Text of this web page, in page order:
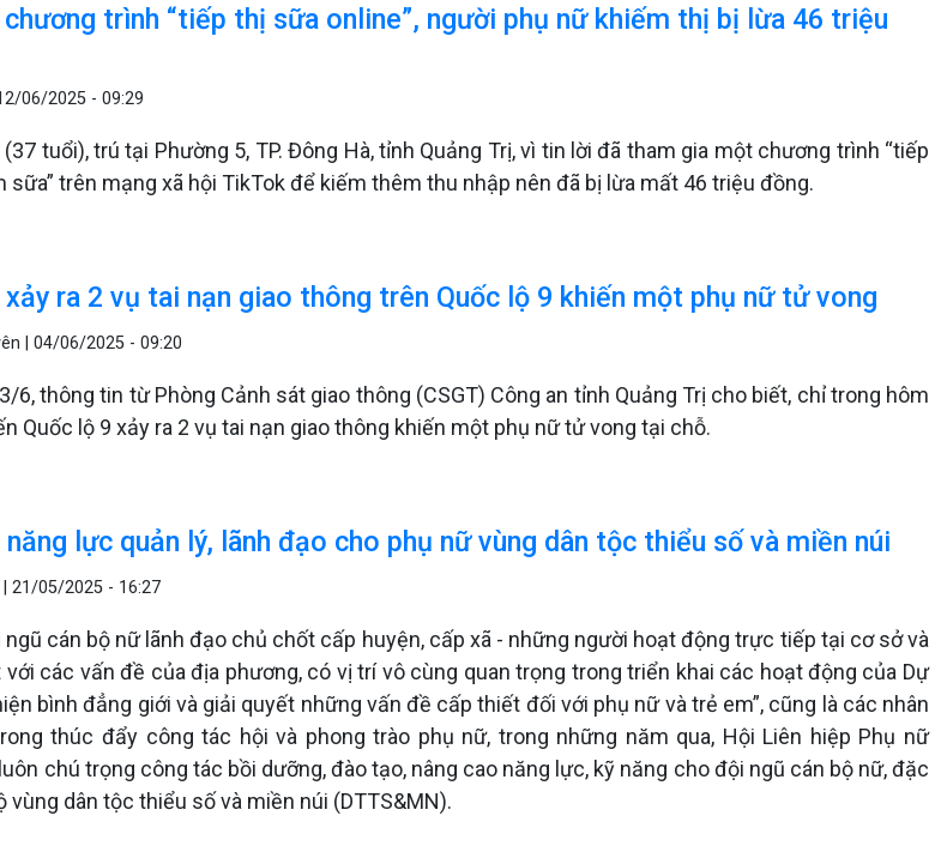
trình “tiếp thị sữa online”, người phụ nữ khiếm thị bị lừa 46 triệu
06/2025 - 09:29
(37 tuổi), trú tại Phường 5, TP. Đông Hà, tỉnh Quảng Trị, vì tin lời đã tham gia một chương trình “tiếp
sữa” trên mạng xã hội TikTok để kiếm thêm thu nhập nên đã bị lừa mất 46 triệu đồng.
ra 2 vụ tai nạn giao thông trên Quốc lộ 9 khiến một phụ nữ tử vong
|04/06/2025 - 09:20
6, thông tin từ Phòng Cảnh sát giao thông (CSGT) Công an tỉnh Quảng Trị cho biết, chỉ trong hôm
Quốc lộ 9 xảy ra 2 vụ tai nạn giao thông khiến một phụ nữ tử vong tại chỗ.
năng lực quản lý, lãnh đạo cho phụ nữ vùng dân tộc thiểu số và miền núi
|21/05/2025 - 16:27
cán bộ nữ lãnh đạo chủ chốt cấp huyện, cấp xã - những người hoạt động trực tiếp tại cơ sở và
các vấn đề của địa phương, có vị trí vô cùng quan trọng trong triển khai các hoạt động của Dự
bình đẳng giới và giải quyết những vấn đề cấp thiết đối với phụ nữ và trẻ em”, cũng là các nhân
thúc đẩy công tác hội và phong trào phụ nữ, trong những năm qua, Hội Liên hiệp Phụ nữ
chú trọng công tác bồi dưỡng, đào tạo, nâng cao năng lực, kỹ năng cho đội ngũ cán bộ nữ, đặc
vùng dân tộc thiểu số và miền núi (DTTS&MN).